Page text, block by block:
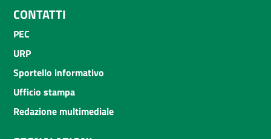
CONTATTI
PEC
URP
Sportello informativo
Ufficio stampa
Redazione multimediale